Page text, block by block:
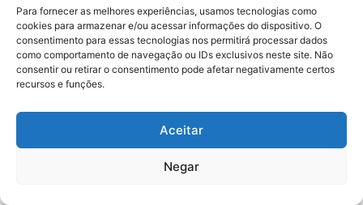
Para fornecer as melhores experiências, usamos tecnologias como
cookies para armazenar e/ou acessar informações do dispositivo. O
consentimento para essas tecnologias nos permitirá processar dados
como comportamento de navegação ou IDs exclusivos neste site. Não
consentir ou retirar o consentimento pode afetar negativamente certos
recursos e funções.
Aceitar
Negar
Agenda: 10ª Mostra Pedagógica
da Casa Durval Paiva acontecerá
nesta quarta-feira (29)